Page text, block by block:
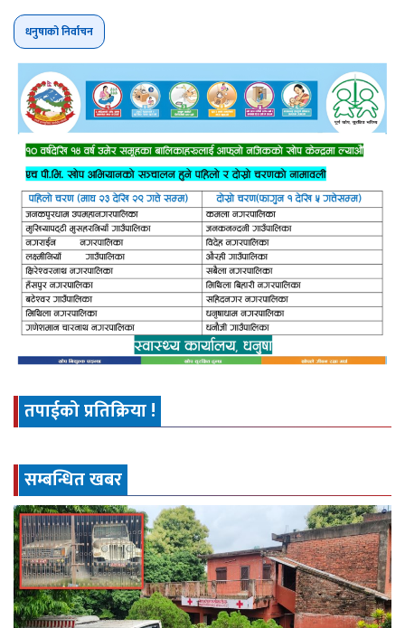
धनुषाको निर्वाचन
तपाईको प्रतिक्रिया !
सम्बन्धित खबर